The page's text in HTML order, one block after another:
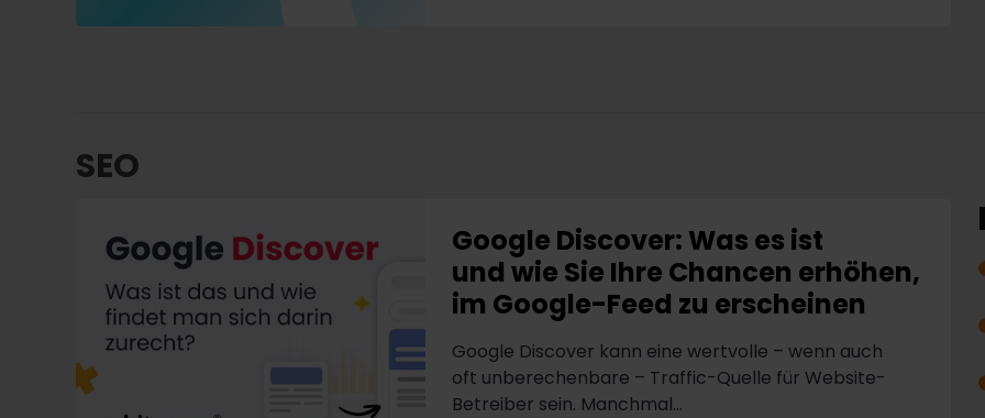
SEO
Google Discover: Was es ist
und wie Sie Ihre Chancen erhöhen,
im Google-Feed zu erscheinen
Google Discover kann eine wertvolle – wenn auch
oft unberechenbare – Traffic-Quelle für Website-
Betreiber sein. Manchmal...